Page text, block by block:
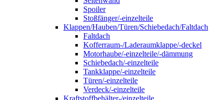
Spoiler
Stoßfänger/-einzelteile
Klappen/Hauben/Türen/Schiebedach/Faltdach
Faltdach
Kofferraum-/Laderaumklappe/-deckel
Motorhaube/-einzelteile/-dämmung
Schiebedach/-einzelteile
Tankklappe/-einzelteile
Türen/-einzelteile
Verdeck/-einzelteile
Kraftstoffbehälter-/einzelteile